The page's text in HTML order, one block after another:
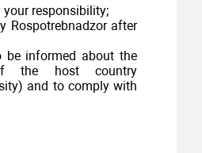
responsibility;
Rospotrebnadzor after
informed about the
the host country
and to comply with